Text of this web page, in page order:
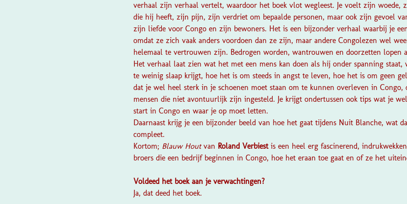
verhaal zijn verhaal vertelt, waardoor het boek vlot wegleest. Je voelt zijn woede,
die hij heeft, zijn pijn, zijn verdriet om bepaalde personen, maar ook zijn gevoel
zijn liefde voor Congo en zijn bewoners. Het is een bijzonder verhaal waarbij je
omdat ze zich vaak anders voordoen dan ze zijn, maar andere Congolezen wel
helemaal te vertrouwen zijn. Bedrogen worden, wantrouwen en doorzetten lopen
Het verhaal laat zien wat het met een mens kan doen als hij onder spanning
te weinig slaap krijgt, hoe het is om steeds in angst te leven, hoe het is om geen
dat je wel heel sterk in je schoenen moet staan om te kunnen overleven in
mensen die niet avontuurlijk zijn ingesteld. Je krijgt ondertussen ook tips wat je
start in Congo en waar je op moet letten.
Daarnaast krijg je een bijzonder beeld van hoe het gaat tijdens Nuit Blanche, wat
compleet.
Kortom; Blauw Hout van Roland Verbiest is een heel erg fascinerend,
broers die een bedrijf beginnen in Congo, hoe het eraan toe gaat en of ze het
Voldeed het boek aan je verwachtingen?
Ja, dat deed het boek.